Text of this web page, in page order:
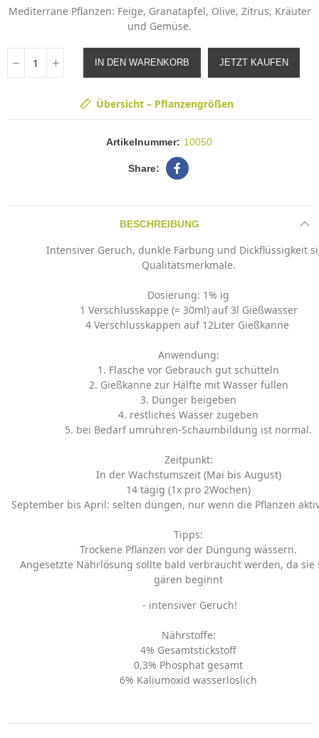
Mediterrane Pflanzen: Feige, Granatapfel, Olive, Zitrus, Kräuter
und Gemüse.
IN DEN WARENKORB JETZT KAUFEN
Übersicht – Pflanzengrößen
Artikelnummer: 10050
BESCHREIBUNG
Intensiver Geruch, dunkle Färbung und Dickflüssigkeit
Qualitätsmerkmale.
Dosierung: 1% ig
1 Verschlusskappe (= 30ml) auf 3l Gießwasser
4 Verschlusskappen auf 12Liter Gießkanne
Anwendung:
1. Flasche vor Gebrauch gut schütteln
2. Gießkanne zur Hälfte mit Wasser füllen
3. Dünger beigeben
4. restliches Wasser zugeben
5. bei Bedarf umrühren-Schaumbildung ist normal.
Zeitpunkt:
In der Wachstumszeit (Mai bis August)
14 tägig (1x pro 2Wochen)
September bis April: selten düngen, nur wenn die Pflanzen
Tipps:
Trockene Pflanzen vor der Düngung wässern.
Angesetzte Nährlösung sollte bald verbraucht werden, da sie
gären beginnt
- intensiver Geruch!
Nährstoffe:
4% Gesamtstickstoff
0,3% Phosphat gesamt
6% Kaliumoxid wasserlöslich